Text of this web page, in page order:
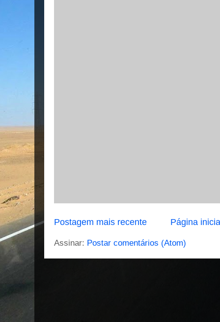
Postagem mais recente Página
Assinar: Postar comentários (Atom)